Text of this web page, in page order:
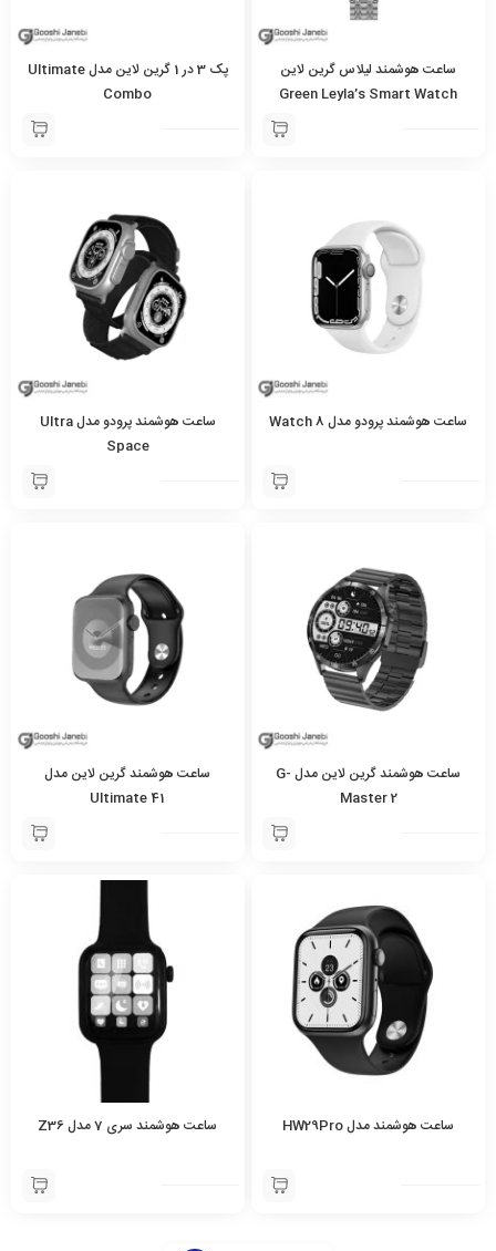
ساعت هوشمند لیلاس گرین لاین
Green Leyla’s Smart Watch
پک 3 در 1 گرین لاین مدل Ultimate
Combo
ساعت هوشمند پرودو مدل Watch 8
ساعت هوشمند پرودو مدل Ultra
Space
ساعت هوشمند گرین لاین مدل G-
Master 2
ساعت هوشمند گرین لاین مدل
Ultimate 41
ساعت هوشمند مدل HW29Pro ساعت هوشمند سری 7 مدل Z36